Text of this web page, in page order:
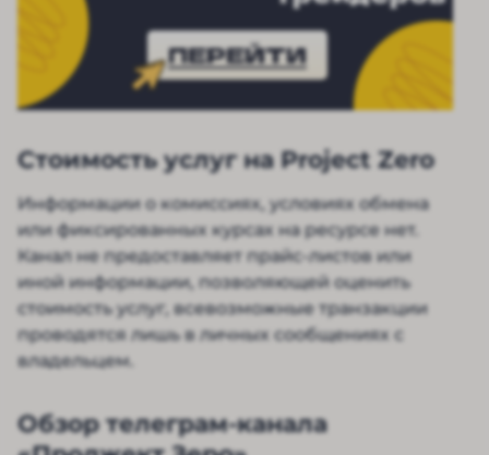
ПЕРЕЙТИ
Стоимость услуг на Project Zero
Информации о комиссиях, условиях обмена
или фиксированных курсах на ресурсе нет.
Канал не предоставляет прайс-листов или
иной информации, позволяющей оценить
стоимость услуг, всевозможные транзакции
проводятся лишь в личных сообщениях с
владельцем.
Обзор телеграм-канала